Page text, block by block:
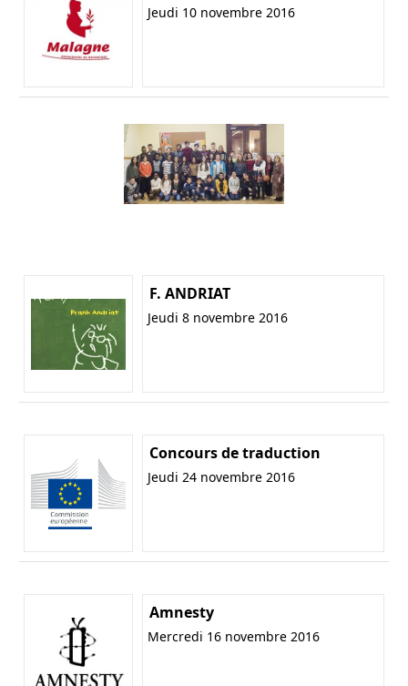
Jeudi 10 novembre 2016
F. ANDRIAT
Jeudi 8 novembre 2016
Concours de traduction
Jeudi 24 novembre 2016
Amnesty
Mercredi 16 novembre 2016